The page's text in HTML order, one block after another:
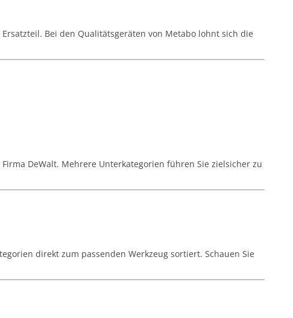
Bei den Qualitätsgeräten von Metabo lohnt sich die
DeWalt. Mehrere Unterkategorien führen Sie zielsicher zu
direkt zum passenden Werkzeug sortiert. Schauen Sie